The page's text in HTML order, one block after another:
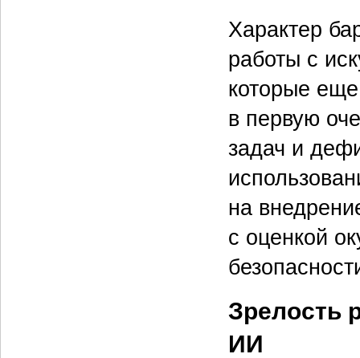
Характер
работы с
которые
в первую
задач и
на
с оценкой
Зрелость
ИИ